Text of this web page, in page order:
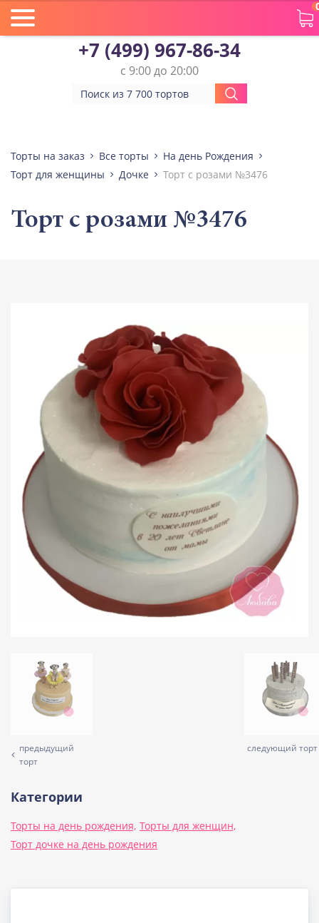
+7 (499) 967-86-34
с 9:00 до 20:00
Торты на заказ Все торты
На день Рождения
Торт для женщины
Дочке Торт с розами №3476
Торт с розами №3476
предыдущий
торт
следующий торт
Категории
Торты на день рождения, Торты для женщин,
Торт дочке на день рождения